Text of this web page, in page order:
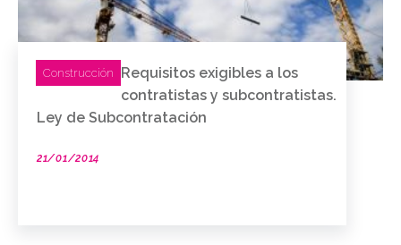
Construcción
Requisitos exigibles a los
contratistas y subcontratistas.
Ley de Subcontratación
21/01/2014